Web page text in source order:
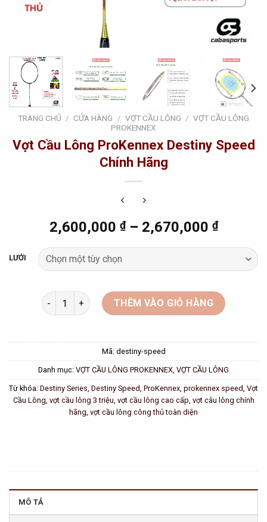
TRANG CHỦ / CỬA HÀNG / VỢT CẦU LÔNG / VỢT CẦU LÔNG
PROKENNEX
Vợt Cầu Lông ProKennex Destiny Speed
Chính Hãng
2,600,000 ₫– 2,670,000 ₫
LƯỚI
Vợt Cầu Lông ProKennex Destiny Speed Chính Hãng
THÊM VÀO GIỎ HÀNG
Mã: destiny-speed
Danh mục: VỢT CẦU LÔNG PROKENNEX, VỢT CẦU LÔNG
Từ khóa: Destiny Series, Destiny Speed, ProKennex, prokennex speed, Vợt
Cầu Lông, vợt cầu lông 3 triệu, vợt cầu lông cao cấp, vợt câu lông chính
hãng, vợt cầu lông công thủ toàn diện
MÔ TẢ